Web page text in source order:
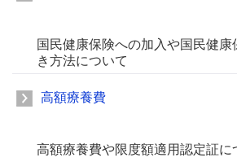
国民健康保険への加入や国民健
き方法について
高額療養費
高額療養費や限度額適用認定証に